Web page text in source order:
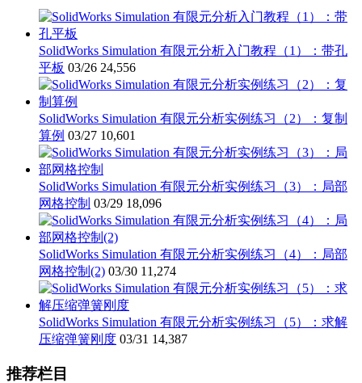
SolidWorks Simulation 有限元分析入门教程（1）：带孔
平板 03/26 24,556
SolidWorks Simulation 有限元分析实例练习（2）：复制
算例 03/27 10,601
SolidWorks Simulation 有限元分析实例练习（3）：局部
网格控制 03/29 18,096
SolidWorks Simulation 有限元分析实例练习（4）：局部
网格控制(2) 03/30 11,274
SolidWorks Simulation 有限元分析实例练习（5）：求解
压缩弹簧刚度 03/31 14,387
推荐栏目